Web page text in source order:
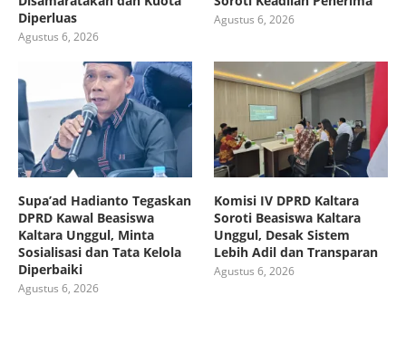
Diperluas
Agustus 6, 2026
Agustus 6, 2026
Supa’ad Hadianto Tegaskan
DPRD Kawal Beasiswa
Kaltara Unggul, Minta
Sosialisasi dan Tata Kelola
Diperbaiki
Agustus 6, 2026
Komisi IV DPRD Kaltara
Soroti Beasiswa Kaltara
Unggul, Desak Sistem
Lebih Adil dan Transparan
Agustus 6, 2026